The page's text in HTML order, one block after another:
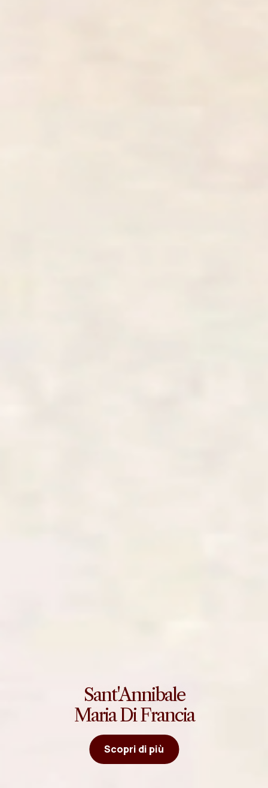
Sant'Annibale
Maria Di Francia
Scopri di più